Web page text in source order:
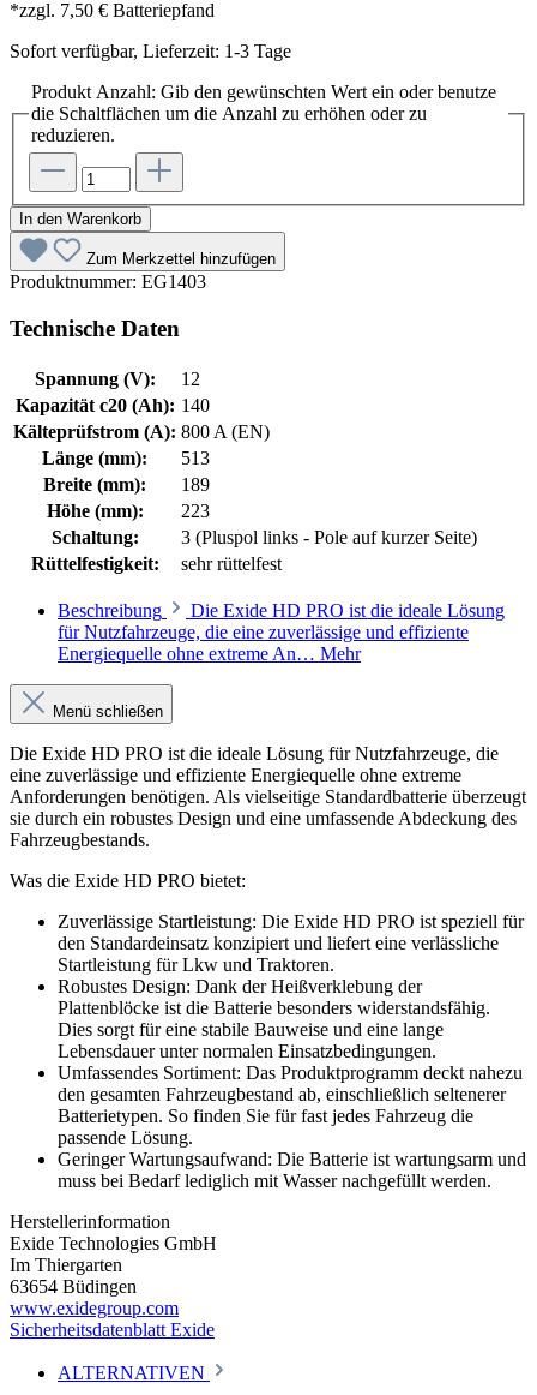
*zzgl. 7,50 € Batteriepfand
Sofort verfügbar, Lieferzeit: 1-3 Tage
Produkt Anzahl: Gib den gewünschten Wert ein oder benutze
die Schaltflächen um die Anzahl zu erhöhen oder zu
reduzieren.
In den Warenkorb
Zum Merkzettel hinzufügen
Produktnummer: EG1403
Technische Daten
Spannung (V):
12
Kapazität c20 (Ah): 140
Kälteprüfstrom (A): 800 A (EN)
Länge (mm):
513
Breite (mm):
189
Höhe (mm):
223
Schaltung:
3 (Pluspol links - Pole auf kurzer Seite)
Rüttelfestigkeit:
sehr rüttelfest
Beschreibung
Die Exide HD PRO ist die ideale Lösung
für Nutzfahrzeuge, die eine zuverlässige und effiziente
Energiequelle ohne extreme An… Mehr
Menü schließen
Die Exide HD PRO ist die ideale Lösung für Nutzfahrzeuge, die
eine zuverlässige und effiziente Energiequelle ohne extreme
Anforderungen benötigen. Als vielseitige Standardbatterie überzeugt
sie durch ein robustes Design und eine umfassende Abdeckung des
Fahrzeugbestands.
Was die Exide HD PRO bietet:
Zuverlässige Startleistung: Die Exide HD PRO ist speziell für
den Standardeinsatz konzipiert und liefert eine verlässliche
Startleistung für Lkw und Traktoren.
Robustes Design: Dank der Heißverklebung der
Plattenblöcke ist die Batterie besonders widerstandsfähig.
Dies sorgt für eine stabile Bauweise und eine lange
Lebensdauer unter normalen Einsatzbedingungen.
Umfassendes Sortiment: Das Produktprogramm deckt nahezu
den gesamten Fahrzeugbestand ab, einschließlich seltenerer
Batterietypen. So finden Sie für fast jedes Fahrzeug die
passende Lösung.
Geringer Wartungsaufwand: Die Batterie ist wartungsarm und
muss bei Bedarf lediglich mit Wasser nachgefüllt werden.
Herstellerinformation
Exide Technologies GmbH
Im Thiergarten
63654 Büdingen
www.exidegroup.com
Sicherheitsdatenblatt Exide
ALTERNATIVEN